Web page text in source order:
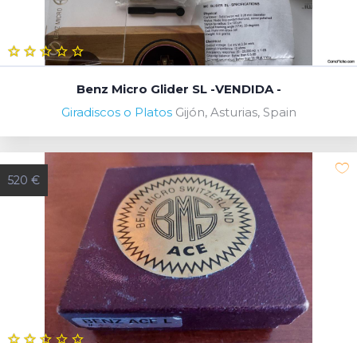
Benz Micro Glider SL -VENDIDA -
Giradiscos o Platos Gijón, Asturias, Spain
520 €